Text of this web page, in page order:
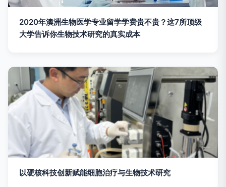
2020年澳洲生物医学专业留学学费贵不贵？这7所顶级
大学告诉你生物技术研究的真实成本
以硬核科技创新赋能细胞治疗与生物技术研究